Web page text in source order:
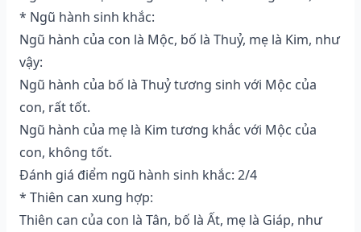
* Ngũ hành sinh khắc:
Ngũ hành của con là Mộc, bố là Thuỷ, mẹ là Kim, như
vậy:
Ngũ hành của bố là Thuỷ tương sinh với Mộc của
con, rất tốt.
Ngũ hành của mẹ là Kim tương khắc với Mộc của
con, không tốt.
Đánh giá điểm ngũ hành sinh khắc: 2/4
* Thiên can xung hợp:
Thiên can của con là Tân, bố là Ất, mẹ là Giáp, như